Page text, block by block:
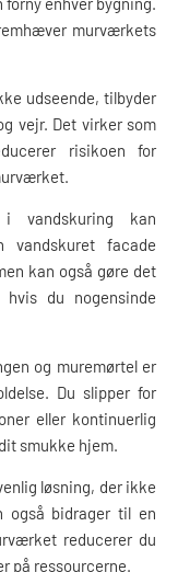
murværkets
udseende, tilbyder
vejr. Det virker som
risikoen for
vandskuring kan
vandskuret facade
kan også gøre det
du nogensinde
og muremørtel er
Du slipper for
eller kontinuerlig
smukke hjem.
løsning, der ikke
også bidrager til en
reducerer du
på ressourcerne.